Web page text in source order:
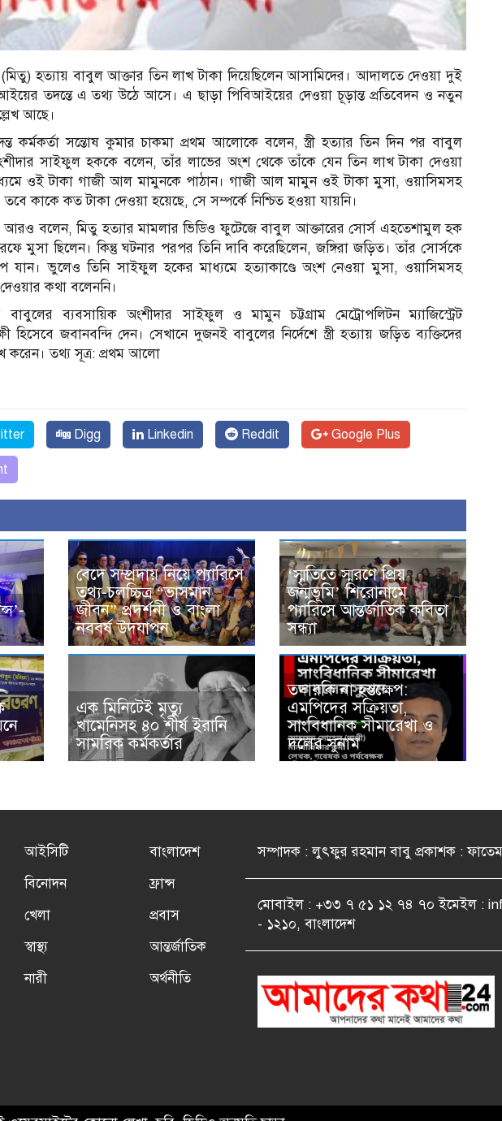
হত্যায় বাবুল আক্তার তিন লাখ টাকা দিয়েছিলেন আসামিদের। আদালতে দেওয়া দুই
তদন্তে এ তথ্য উঠে আসে। এ ছাড়া পিবিআইয়ের দেওয়া চূড়ান্ত প্রতিবেদন ও নতুন
আছে।
কর্মকর্তা সন্তোষ কুমার চাকমা প্রথম আলোকে বলেন, স্ত্রী হত্যার তিন দিন পর বাবুল
সাইফুল হককে বলেন, তাঁর লাভের অংশ থেকে তাঁকে যেন তিন লাখ টাকা দেওয়া
ওই টাকা গাজী আল মামুনকে পাঠান। গাজী আল মামুন ওই টাকা মুসা, ওয়াসিমসহ
কাকে কত টাকা দেওয়া হয়েছে, সে সম্পর্কে নিশ্চিত হওয়া যায়নি।
আরও বলেন, মিতু হত্যার মামলার ভিডিও ফুটেজে বাবুল আক্তারের সোর্স এহতেশামুল হক
মুসা ছিলেন। কিন্তু ঘটনার পরপর তিনি দাবি করেছিলেন, জঙ্গিরা জড়িত। তাঁর সোর্সকে
যান। ভুলেও তিনি সাইফুল হকের মাধ্যমে হত্যাকাণ্ডে অংশ নেওয়া মুসা, ওয়াসিমসহ
কথা বলেননি।
ব্যবসায়িক অংশীদার সাইফুল ও মামুন চট্টগ্রাম মেট্রোপলিটন ম্যাজিস্ট্রেট
হিসেবে জবানবন্দি দেন। সেখানে দুজনই বাবুলের নির্দেশে স্ত্রী হত্যায় জড়িত ব্যক্তিদের
করেন। তথ্য সূত্র: প্রথম আলো
Digg Linkedin Reddit Google Plus
বেদে সম্প্রদায় নিয়ে প্যারিসে
তথ্য-চলচ্চিত্র “ভাসমান
জীবন” প্রদর্শনী ও বাংলা
নববর্ষ উদযাপন
‘স্মৃতিতে স্মরণে প্রিয়
জন্মভূমি’ শিরোনামে
প্যারিসে আন্তর্জাতিক কবিতা
সন্ধ্যা
এক মিনিটেই মৃত্যু
খামেনিসহ ৪০ শীর্ষ ইরানি
সামরিক কর্মকর্তার
তদারকি না হস্তক্ষেপ:
এমপিদের সক্রিয়তা,
সাংবিধানিক সীমারেখা ও
দলের সুনাম
আইসিটি
বিনোদন
খেলা
স্বাস্থ্য
নারী
বাংলাদেশ
ফ্রান্স
প্রবাস
আন্তর্জাতিক
অর্থনীতি
সম্পাদক : লুৎফুর রহমান বাবু প্রকাশক :
মোবাইল : +৩৩ ৭ ৫১ ১২ ৭৪ ৭০ ইমেইল :
- ১২১০, বাংলাদেশ